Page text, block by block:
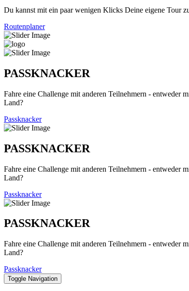
Du kannst mit ein paar wenigen Klicks Deine eigene Tour
Routenplaner
PASSKNACKER
Fahre eine Challenge mit anderen Teilnehmern - entweder
Land?
Passknacker
PASSKNACKER
Fahre eine Challenge mit anderen Teilnehmern - entweder
Land?
Passknacker
PASSKNACKER
Fahre eine Challenge mit anderen Teilnehmern - entweder
Land?
Passknacker
Toggle Navigation